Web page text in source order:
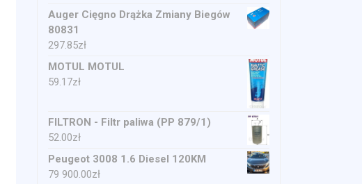
Auger Cięgno Drążka Zmiany Biegów
80831
297.85zł
MOTUL MOTUL
59.17zł
FILTRON - Filtr paliwa (PP 879/1)
52.00zł
Peugeot 3008 1.6 Diesel 120KM
79 900.00zł